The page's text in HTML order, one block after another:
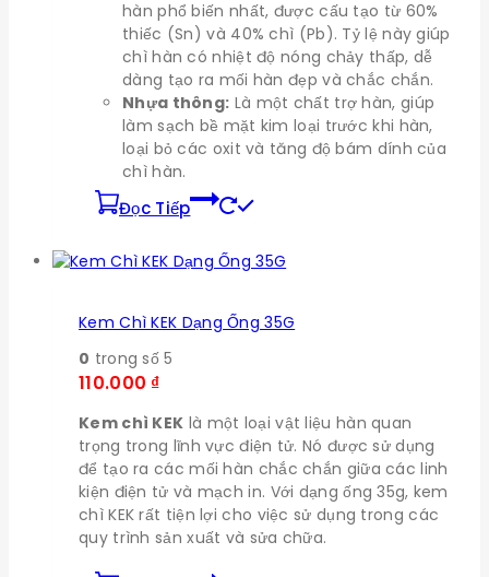
hàn phổ biến nhất, được cấu tạo từ 60%
thiếc (Sn) và 40% chì (Pb). Tỷ lệ này giúp
chì hàn có nhiệt độ nóng chảy thấp, dễ
dàng tạo ra mối hàn đẹp và chắc chắn.
Nhựa thông: Là một chất trợ hàn, giúp
làm sạch bề mặt kim loại trước khi hàn,
loại bỏ các oxit và tăng độ bám dính của
chì hàn.
Đọc Tiếp
Kem Chì KEK Dạng Ống 35G
0 trong số 5
110.000 ₫
Kem chì KEK là một loại vật liệu hàn quan
trọng trong lĩnh vực điện tử. Nó được sử dụng
để tạo ra các mối hàn chắc chắn giữa các linh
kiện điện tử và mạch in. Với dạng ống 35g, kem
chì KEK rất tiện lợi cho việc sử dụng trong các
quy trình sản xuất và sửa chữa.